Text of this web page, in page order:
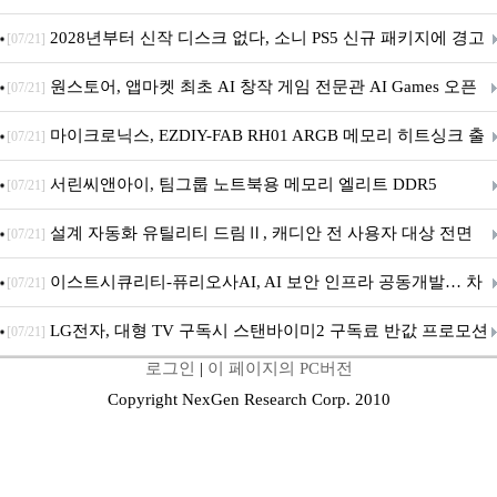
개막... 22일간 진행
[07/21] 2028년부터 신작 디스크 없다, 소니 PS5 신규 패키지에 경고
문 추가
[07/21] 원스토어, 앱마켓 최초 AI 창작 게임 전문관 AI Games 오픈
[07/21] 마이크로닉스, EZDIY-FAB RH01 ARGB 메모리 히트싱크 출
시
[07/21] 서린씨앤아이, 팀그룹 노트북용 메모리 엘리트 DDR5
5600MHz 16GB 출시
[07/21] 설계 자동화 유틸리티 드림Ⅱ, 캐디안 전 사용자 대상 전면
무상 배포
[07/21] 이스트시큐리티-퓨리오사AI, AI 보안 인프라 공동개발… 차
세대 AI 보안 플랫폼 구축
[07/21] LG전자, 대형 TV 구독시 스탠바이미2 구독료 반값 프로모션
로그인 | 이 페이지의 PC버전
Copyright NexGen Research Corp. 2010